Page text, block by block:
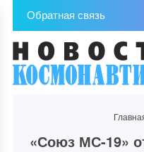
Обратная связь
«Союз МС-19»